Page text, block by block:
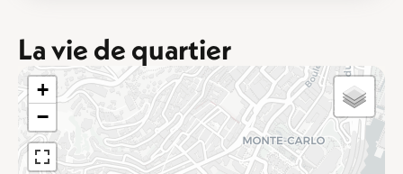
La vie de quartier
+
−